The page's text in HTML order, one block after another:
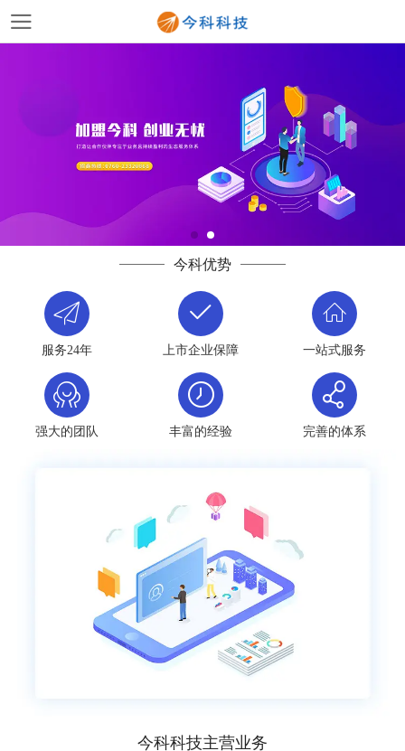
今科优势
服务24年 上市企业保障 一站式服务
强大的团队 丰富的经验 完善的体系
今科科技主营业务